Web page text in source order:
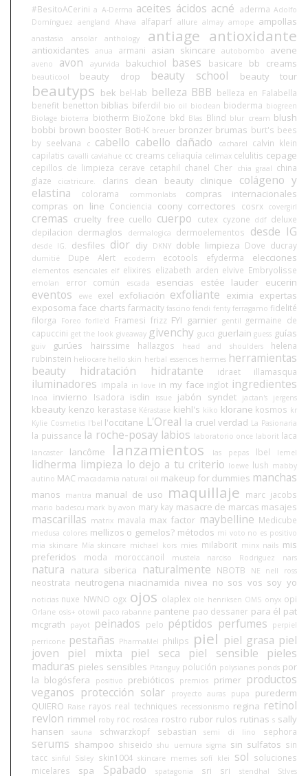
#BesitoACerini a A-Derma aceites ácidos acné aderma Adolfo
Domínguez aengland Ahava alfaparf allure almay amope ampollas
anastasia ansolar anthology antiage antioxidante
antioxidantes anua armani asian skincare autobombo avene
aveno avon ayurvida bakuchiol bases basicare bb creams
beauticool beauty drop beauty school beauty tour
beautyps bek bel-lab belleza BBB belleza en Falabella
benefit benetton biblias biferdil bio oil bioclean bioderma biogreen
Biolage bioterra biotherm BioZone bkd Blas Blind blur cream blush
bobbi brown booster Boti-K breuer bronzer brumas burt's bees
by seelvana
c cabello cabello dañado cacharel
calvin klein
capilatis cavalli caviahue cc creams celiaquía celimax celulitis cepage
cepillos de limpieza cerave cetaphil chanel Cher chia graal china
glaze
cicatricure. clarins clean beauty clinique
colágeno y
elastina
colorama commonlabs
compras internacionales
compras on line Conciencia coony correctores cosrx covergirl
cremas cruelty free cuello cuerpo cutex cyzone ddf deluxe
depilacion dermaglos dermalogica dermoelementos desde IG
desde IG. desfiles dior diy DKNY doble limpieza Dove ducray
dumitié Dupe Alert ecoderm ecotools efyderma elecciones
elementos esenciales elf elixires elizabeth arden elvive Embryolisse
emolan error común escada esencias estée lauder eucerin
eventos ewe exel exfoliación exfoliante eximia expertas
exposoma face charts farmacity fascino fendi fenty ferragamo fidelité
filorga
Foreo forlle'd Framesi frizz FYI garnier gentil germaine de
capuccini get the look giveaway givenchy gucci guerlain guess guías
guiv gurúes hairssime hallazgos head and shoulders
helena
rubinstein heliocare hello skin herbal essences hermes herramientas
beauty
hidratación hidratante idraet illamasqua
iluminadores impala in love in my face inglot ingredientes
Inoa invierno Isadora isdin issue jabón syndet jactan's jergens
kbeauty kenzo kerastase Kérastase kiehl's kiko klorane kosmos kr
Kylie Cosmetics l'bel l'occitane L'Oreal la cruel verdad La Pasionaria
la puissance la roche-posay labios laboratorio once laborit laca
lancaster lancôme lanzamientos las pepas lbel lemel
lidherma limpieza lo dejo a tu criterio loewe lush mabby
autino MAC macadamia natural oil makeup for dummies manchas
manos mantra manual de uso maquillaje marc jacobs
mario badescu mark by avon mary kay masacre de marcas masajes
mascarillas matrix mavala max factor maybelline Medicube
medusa colores mellizos o gemelos? métodos mi voto no es positivo
mia skincare Mía skincare michael kors mies milaborit minx nails mis
preferidos
moda moroccanoil mustela narciso Rodriguez nars
natura natura siberica naturalmente NBOTB NE nell ross
neostrata neutrogena niacinamida nivea no sos vos soy yo
noticias nuxe NWNO ogx ojos olaplex ole henriksen OMS onyx opi
Orlane osis+ otowil paco rabanne pantene pao dessaner para él pat
mcgrath
payot peinados pelo péptidos perfumes
perpiel
perricone pestañas PharmaMel philips piel piel grasa piel
joven
piel mixta piel seca piel sensible
pieles
maduras pieles sensibles Pitanguy polución polysianes ponds por
la blogósfera
positivo prebióticos premios primer productos
veganos protección solar proyecto auras pupa
purederm
QUIERO Raise rayos real techniques recessionismo regina retinol
revlon rimmel roby roc rosácea rostro rubor rulos rutinas s sally
hansen
sauna schwarzkopf sebastian semi di lino sephora
serums shampoo shiseido shu uemura sigma sin sulfatos sin
tacc sinful Sisley skin1004 skincare memes sofí klei sol soluciones
micelares
spa Spabado spatagonia sri sri stendhal StIves